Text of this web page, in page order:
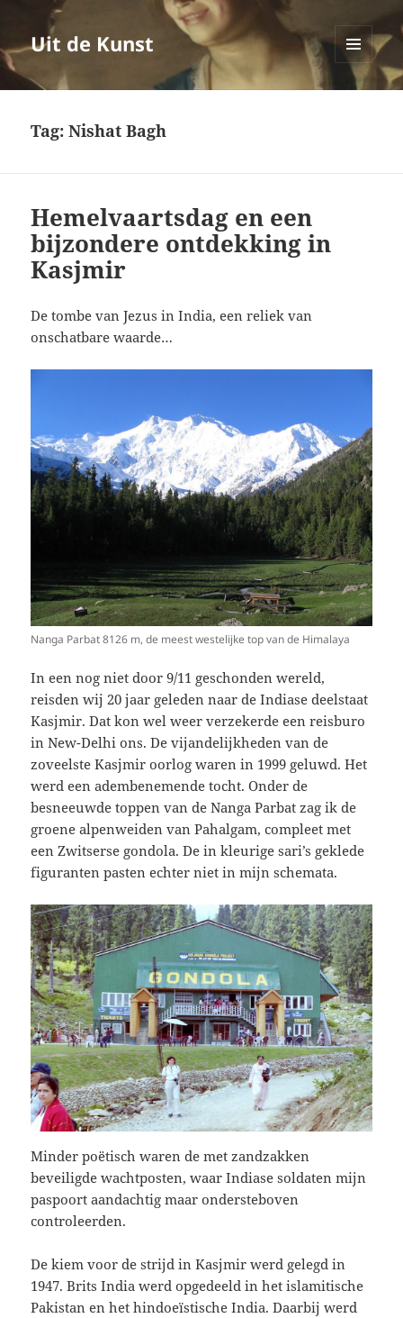
Uit de Kunst
MENU
EN
Tag:Nishat Bagh
Hemelvaartsdag en een
bijzondere ontdekking in
Kasjmir
De tombe van Jezus in India, een reliek van
onschatbare waarde…
Nanga Parbat 8126 m, de meest westelijke top van de Himalaya
In een nog niet door 9/11 geschonden wereld,
reisden wij 20 jaar geleden naar de Indiase deelstaat
Kasjmir. Dat kon wel weer verzekerde een reisburo
in New-Delhi ons. De vijandelijkheden van de
zoveelste Kasjmir oorlog waren in 1999 geluwd. Het
werd een adembenemende tocht. Onder de
besneeuwde toppen van de Nanga Parbat zag ik de
groene alpenweiden van Pahalgam, compleet met
een Zwitserse gondola. De in kleurige sari’s geklede
figuranten pasten echter niet in mijn schemata.
Minder poëtisch waren de met zandzakken
beveiligde wachtposten, waar Indiase soldaten mijn
paspoort aandachtig maar ondersteboven
controleerden.
De kiem voor de strijd in Kasjmir werd gelegd in
1947. Brits India werd opgedeeld in het islamitische
Pakistan en het hindoeïstische India. Daarbij werd